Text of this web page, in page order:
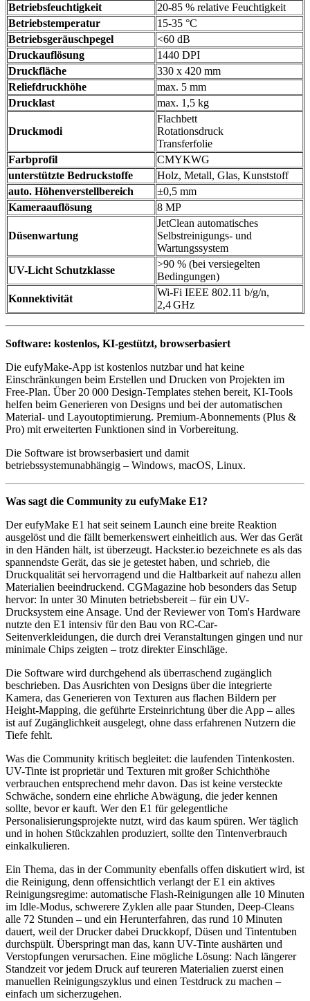
Betriebsfeuchtigkeit
20-85 % relative Feuchtigkeit
Betriebstemperatur
15-35 °C
Betriebsgeräuschpegel
<60 dB
Druckauflösung
1440 DPI
Druckfläche
330 x 420 mm
Reliefdruckhöhe
max. 5 mm
Drucklast
max. 1,5 kg
Druckmodi
Flachbett
Rotationsdruck
Transferfolie
Farbprofil
CMYKWG
unterstützte Bedruckstoffe
Holz, Metall, Glas, Kunststoff
auto. Höhenverstellbereich
±0,5 mm
Kameraauflösung
8 MP
Düsenwartung
JetClean automatisches
Selbstreinigungs- und
Wartungssystem
UV-Licht Schutzklasse
>90 % (bei versiegelten
Bedingungen)
Konnektivität
Wi‑Fi IEEE 802.11 b/g/n,
2,4 GHz
Software: kostenlos, KI-gestützt, browserbasiert
Die eufyMake-App ist kostenlos nutzbar und hat keine
Einschränkungen beim Erstellen und Drucken von Projekten im
Free-Plan. Über 20 000 Design-Templates stehen bereit, KI-Tools
helfen beim Generieren von Designs und bei der automatischen
Material- und Layoutoptimierung. Premium-Abonnements (Plus &
Pro) mit erweiterten Funktionen sind in Vorbereitung.
Die Software ist browserbasiert und damit
betriebssystemunabhängig – Windows, macOS, Linux.
Was sagt die Community zu eufyMake E1?
Der eufyMake E1 hat seit seinem Launch eine breite Reaktion
ausgelöst und die fällt bemerkenswert einheitlich aus. Wer das Gerät
in den Händen hält, ist überzeugt. Hackster.io bezeichnete es als das
spannendste Gerät, das sie je getestet haben, und schrieb, die
Druckqualität sei hervorragend und die Haltbarkeit auf nahezu allen
Materialien beeindruckend. CGMagazine hob besonders das Setup
hervor: In unter 30 Minuten betriebsbereit – für ein UV-
Drucksystem eine Ansage. Und der Reviewer von Tom's Hardware
nutzte den E1 intensiv für den Bau von RC-Car-
Seitenverkleidungen, die durch drei Veranstaltungen gingen und nur
minimale Chips zeigten – trotz direkter Einschläge.
Die Software wird durchgehend als überraschend zugänglich
beschrieben. Das Ausrichten von Designs über die integrierte
Kamera, das Generieren von Texturen aus flachen Bildern per
Height-Mapping, die geführte Ersteinrichtung über die App – alles
ist auf Zugänglichkeit ausgelegt, ohne dass erfahrenen Nutzern die
Tiefe fehlt.
Was die Community kritisch begleitet: die laufenden Tintenkosten.
UV-Tinte ist proprietär und Texturen mit großer Schichthöhe
verbrauchen entsprechend mehr davon. Das ist keine versteckte
Schwäche, sondern eine ehrliche Abwägung, die jeder kennen
sollte, bevor er kauft. Wer den E1 für gelegentliche
Personalisierungsprojekte nutzt, wird das kaum spüren. Wer täglich
und in hohen Stückzahlen produziert, sollte den Tintenverbrauch
einkalkulieren.
Ein Thema, das in der Community ebenfalls offen diskutiert wird, ist
die Reinigung, denn offensichtlich verlangt der E1 ein aktives
Reinigungsregime: automatische Flash-Reinigungen alle 10 Minuten
im Idle-Modus, schwerere Zyklen alle paar Stunden, Deep-Cleans
alle 72 Stunden – und ein Herunterfahren, das rund 10 Minuten
dauert, weil der Drucker dabei Druckkopf, Düsen und Tintentuben
durchspült. Überspringt man das, kann UV-Tinte aushärten und
Verstopfungen verursachen. Eine mögliche Lösung: Nach längerer
Standzeit vor jedem Druck auf teureren Materialien zuerst einen
manuellen Reinigungszyklus und einen Testdruck zu machen –
einfach um sicherzugehen.